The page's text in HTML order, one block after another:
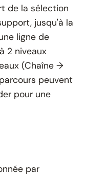
de la sélection
jusqu'à la
ligne de
2 niveaux
(Chaîne →
peuvent
pour une
par